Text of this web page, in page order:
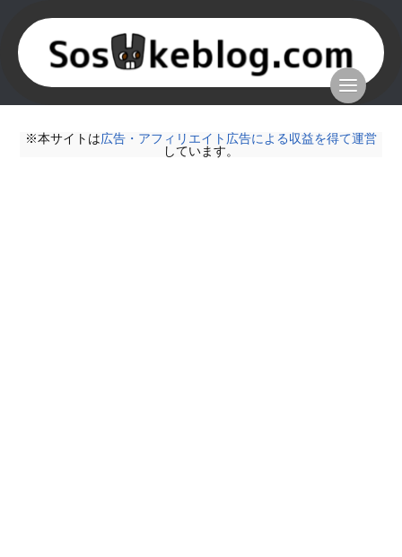
※本サイトは広告・アフィリエイト広告による収益を得て運営
しています。